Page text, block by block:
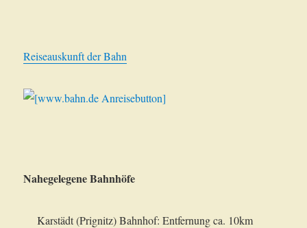
Reiseauskunft der Bahn
Nahegelegene Bahnhöfe
Karstädt (Prignitz) Bahnhof: Entfernung ca. 10km